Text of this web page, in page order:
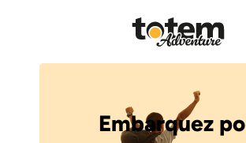
Embarquez